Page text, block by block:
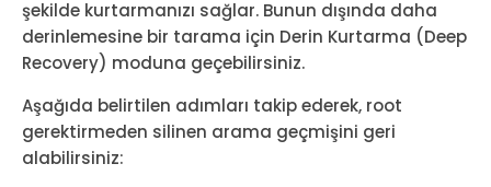
şekilde kurtarmanızı sağlar. Bunun dışında daha
derinlemesine bir tarama için Derin Kurtarma (Deep
Recovery) moduna geçebilirsiniz.
Aşağıda belirtilen adımları takip ederek, root
gerektirmeden silinen arama geçmişini geri
alabilirsiniz: